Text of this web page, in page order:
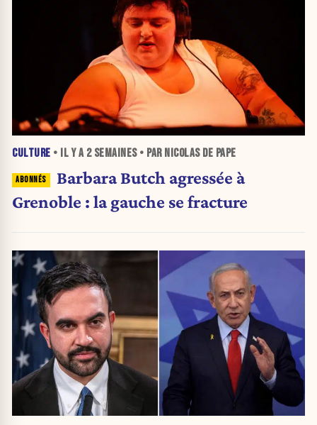
CULTURE • IL Y A 2 SEMAINES• PAR NICOLAS DE PAPE
Barbara Butch agressée à
Grenoble : la gauche se fracture